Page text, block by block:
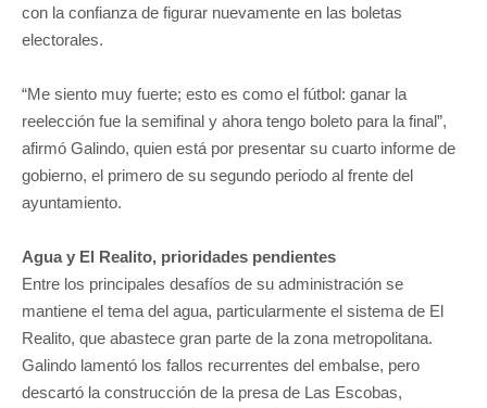
con la confianza de figurar nuevamente en las boletas
electorales.
“Me siento muy fuerte; esto es como el fútbol: ganar la
reelección fue la semifinal y ahora tengo boleto para la final”,
afirmó Galindo, quien está por presentar su cuarto informe de
gobierno, el primero de su segundo periodo al frente del
ayuntamiento.
Agua y El Realito, prioridades pendientes
Entre los principales desafíos de su administración se
mantiene el tema del agua, particularmente el sistema de El
Realito, que abastece gran parte de la zona metropolitana.
Galindo lamentó los fallos recurrentes del embalse, pero
descartó la construcción de la presa de Las Escobas,